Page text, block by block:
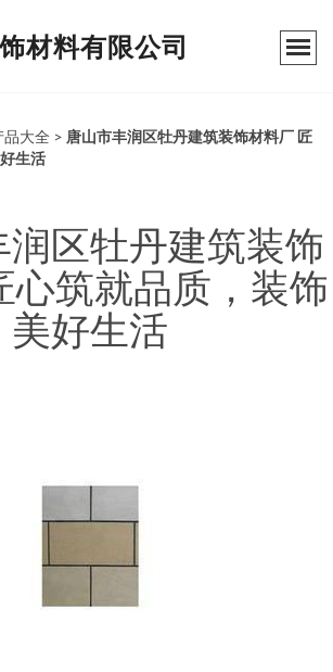
材料有限公司
品大全 > 唐山市丰润区牡丹建筑装饰材料厂 匠
生活
润区牡丹建筑装饰
心筑就品质，装饰
美好生活